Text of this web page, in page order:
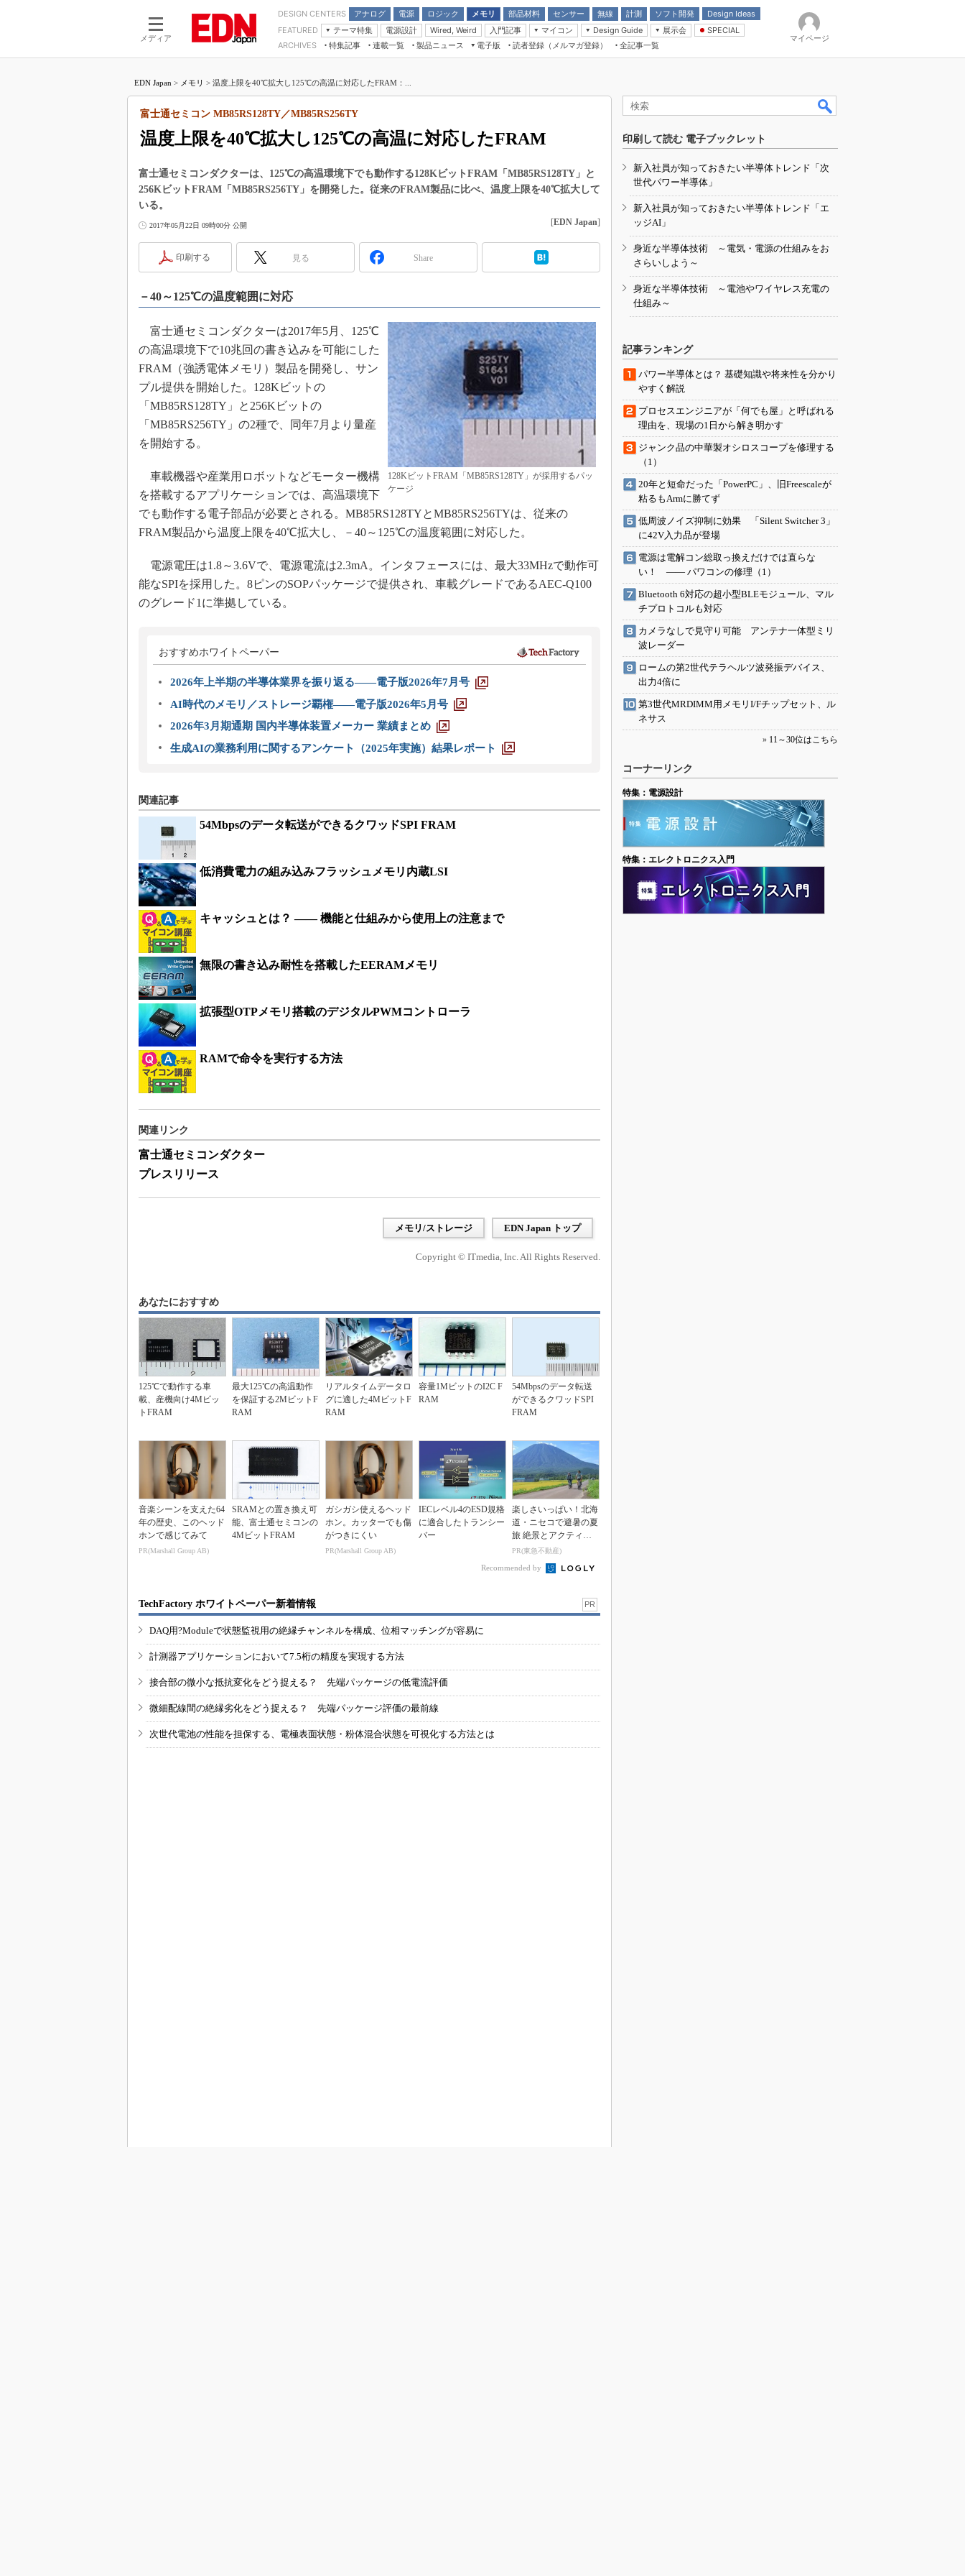
メディア
DESIGN CENTERS アナログ
電源
モーター
ロジック
LSI
メモリ
部品材料
受動部品
センサー 無線 計測 ソフト開発
Design Ideas
アナログ機能回路
計測とテスト
FEATURED
テーマ特集
つながるクルマ
エレクトロニクス入門
医療エレ（EE Times Japan）
電源設計 Wired, Weird
入門記事
モーター入門
マイコン
マイコン講座
Design Guide
計測機器
展示会
CEATEC
組込み/エッジコンピューティング展
人とくるま展
SPECIAL
Microchip情報
ARCHIVES 特集記事
連載一覧
マイクロプロセッサ懐古録
用講座
たった2つの式で始めるDC/DCコン
バーターの設計
DC-DCコンバーター活用講座
Wired, Weird
高速シリアル伝送技術講座
アナログ設計のきほん／ADCとノイ
めざせ高効率！ モーター駆動入門講
座
Bluetooth mesh入門
「SPICEの仕組みとその活用設計」
最新記事一覧
計測器メーカーから見た5G
IoT時代の無線規格を知る【Thread
編】
IoT時代の無線規格を知る【Z-Wave
編】
製品ニュース
電子版
電子ブックレット
読者登録（メルマガ登録） 全記事一覧
マイページ
EDN Japan > メモリ > 温度上限を40℃拡大し125℃の高温に対応したFRAM：...
温度上限を40℃拡大し125℃の高温に対応したFRAM
富士通セミコン MB85RS128TY／MB85RS256TY
富士通セミコンダクターは、125℃の高温環境下でも動作する128KビットFRAM「MB85RS128TY」と
256KビットFRAM「MB85RS256TY」を開発した。従来のFRAM製品に比べ、温度上限を40℃拡大して
いる。
2017年05月22日 09時00分 公開 [EDN Japan]
印刷する 見る Share
－40～125℃の温度範囲に対応
128KビットFRAM「MB85RS128TY」が採用するパッ
ケージ
富士通セミコンダクターは2017年5月、125℃
の高温環境下で10兆回の書き込みを可能にした
FRAM（強誘電体メモリ）製品を開発し、サン
プル提供を開始した。128Kビットの
「MB85RS128TY」と256Kビットの
「MB85RS256TY」の2種で、同年7月より量産
を開始する。
車載機器や産業用ロボットなどモーター機構
を搭載するアプリケーションでは、高温環境下
でも動作する電子部品が必要とされる。MB85RS128TYとMB85RS256TYは、従来の
FRAM製品から温度上限を40℃拡大し、－40～125℃の温度範囲に対応した。
電源電圧は1.8～3.6Vで、電源電流は2.3mA。インタフェースには、最大33MHzで動作可
能なSPIを採用した。8ピンのSOPパッケージで提供され、車載グレードであるAEC-Q100
のグレード1に準拠している。
おすすめホワイトペーパー
2026年上半期の半導体業界を振り返る――電子版2026年7月号
AI時代のメモリ／ストレージ覇権――電子版2026年5月号
2026年3月期通期 国内半導体装置メーカー 業績まとめ
生成AIの業務利用に関するアンケート（2025年実施）結果レポート
関連記事
54Mbpsのデータ転送ができるクワッドSPI FRAM
低消費電力の組み込みフラッシュメモリ内蔵LSI
キャッシュとは？ ―― 機能と仕組みから使用上の注意まで
無限の書き込み耐性を搭載したEERAMメモリ
拡張型OTPメモリ搭載のデジタルPWMコントローラ
RAMで命令を実行する方法
関連リンク
富士通セミコンダクター
プレスリリース
メモリ/ストレージ EDN Japan トップ
Copyright © ITmedia, Inc. All Rights Reserved.
あなたにおすすめ
125℃で動作する車
載、産機向け4Mビッ
トFRAM
最大125℃の高温動作
を保証する2MビットF
RAM
リアルタイムデータロ
グに適した4MビットF
RAM
容量1MビットのI2C F
RAM
54Mbpsのデータ転送
ができるクワッドSPI
FRAM
音楽シーンを支えた64
年の歴史、このヘッド
ホンで感じてみて
PR(Marshall Group AB)
SRAMとの置き換え可
能、富士通セミコンの
4MビットFRAM
ガシガシ使えるヘッド
ホン。カッターでも傷
がつきにくい
PR(Marshall Group AB)
IECレベル4のESD規格
に適合したトランシー
バー
楽しさいっぱい！北海
道・ニセコで避暑の夏
旅 絶景とアクティビ
ティが揃う「ニセコ
PR(東急不動産)
Recommended by
TechFactory ホワイトペーパー新着情報 PR
DAQ用?Moduleで状態監視用の絶縁チャンネルを構成、位相マッチングが容易に
計測器アプリケーションにおいて7.5桁の精度を実現する方法
接合部の微小な抵抗変化をどう捉える？ 先端パッケージの低電流評価
微細配線間の絶縁劣化をどう捉える？ 先端パッケージ評価の最前線
次世代電池の性能を担保する、電極表面状態・粉体混合状態を可視化する方法とは
印刷して読む 電子ブックレット
新入社員が知っておきたい半導体トレンド「次
世代パワー半導体」
新入社員が知っておきたい半導体トレンド「エ
ッジAI」
身近な半導体技術 ～電気・電源の仕組みをお
さらいしよう～
身近な半導体技術 ～電池やワイヤレス充電の
仕組み～
記事ランキング
パワー半導体とは？ 基礎知識や将来性を分かり
やすく解説
プロセスエンジニアが「何でも屋」と呼ばれる
理由を、現場の1日から解き明かす
ジャンク品の中華製オシロスコープを修理する
（1）
20年と短命だった「PowerPC」、旧Freescaleが
粘るもArmに勝てず
低周波ノイズ抑制に効果 「Silent Switcher 3」
に42V入力品が登場
電源は電解コン総取っ換えだけでは直らな
い！ ―― パワコンの修理（1）
Bluetooth 6対応の超小型BLEモジュール、マル
チプロトコルも対応
カメラなしで見守り可能 アンテナ一体型ミリ
波レーダー
ロームの第2世代テラヘルツ波発振デバイス、
出力4倍に
第3世代MRDIMM用メモリI/Fチップセット、ル
ネサス
» 11～30位はこちら
コーナーリンク
特集：電源設計
特集：エレクトロニクス入門